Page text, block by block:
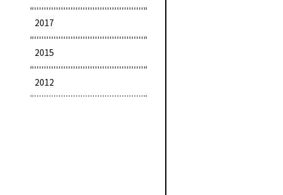
2017
2015
2012